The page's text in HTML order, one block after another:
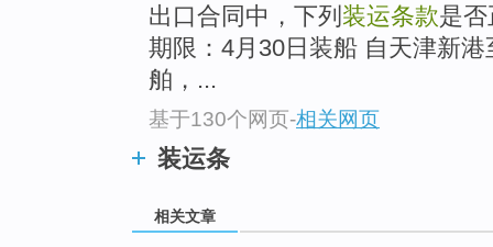
出口合同中，下列 装运条款是
期限：4月30日装船 自天津新
舶，...
基于130个网页-相关网页
装运条
相关文章